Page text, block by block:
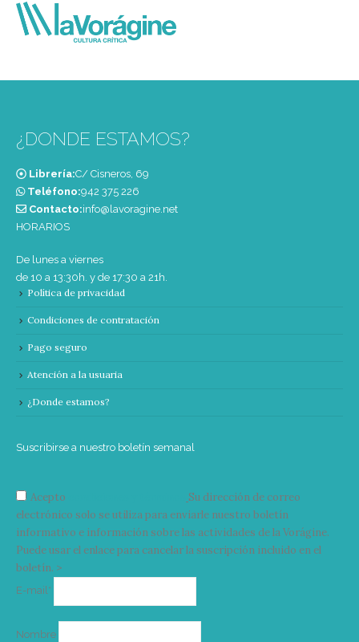
¿DONDE ESTAMOS?
Librería:C/ Cisneros, 69
Teléfono:‭942 375 226‬
Contacto:info@lavoragine.net
HORARIOS
De lunes a viernes
de 10 a 13:30h. y de 17:30 a 21h.
Política de privacidad
Condiciones de contratación
Pago seguro
Atención a la usuaria
¿Donde estamos?
Suscribirse a nuestro boletín semanal
Acepto
Su dirección de correo
electrónico solo se utiliza para enviarle nuestro boletín
informativo e información sobre las actividades de la Vorágine.
Puede usar el enlace para cancelar la suscripción incluido en el
boletín. >
E-mail*
Nombre